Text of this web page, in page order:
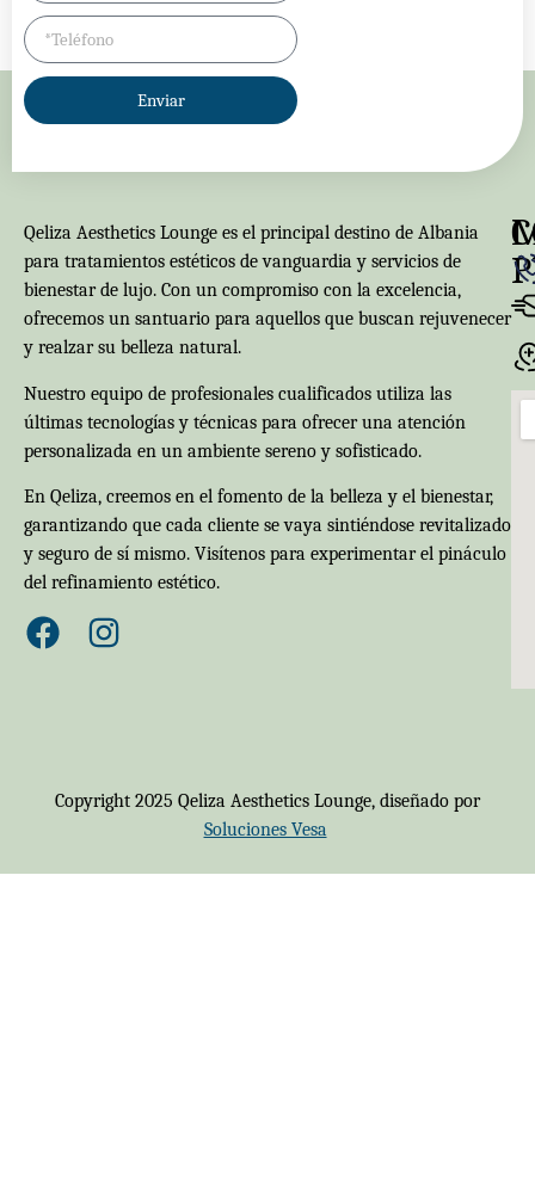
Enviar
Qeliza Aesthetics Lounge es el principal destino de Albania
para tratamientos estéticos de vanguardia y servicios de
bienestar de lujo. Con un compromiso con la excelencia,
ofrecemos un santuario para aquellos que buscan rejuvenecer
y realzar su belleza natural.
Nuestro equipo de profesionales cualificados utiliza las
últimas tecnologías y técnicas para ofrecer una atención
personalizada en un ambiente sereno y sofisticado.
En Qeliza, creemos en el fomento de la belleza y el bienestar,
garantizando que cada cliente se vaya sintiéndose revitalizado
y seguro de sí mismo. Visítenos para experimentar el pináculo
del refinamiento estético.
Copyright 2025 Qeliza Aesthetics Lounge, diseñado por
Soluciones Vesa